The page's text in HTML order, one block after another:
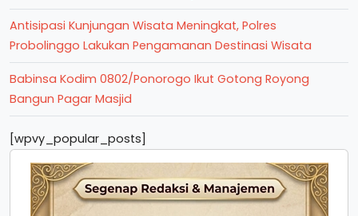
Antisipasi Kunjungan Wisata Meningkat, Polres
Probolinggo Lakukan Pengamanan Destinasi Wisata
Babinsa Kodim 0802/Ponorogo Ikut Gotong Royong
Bangun Pagar Masjid
[wpvy_popular_posts]